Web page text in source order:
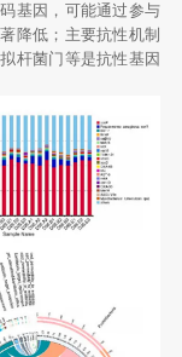
基因，可能通过参与
降低；主要抗性机制
杆菌门等是抗性基因